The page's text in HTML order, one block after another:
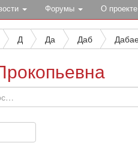
Форумы О проекте
Д Да Даб